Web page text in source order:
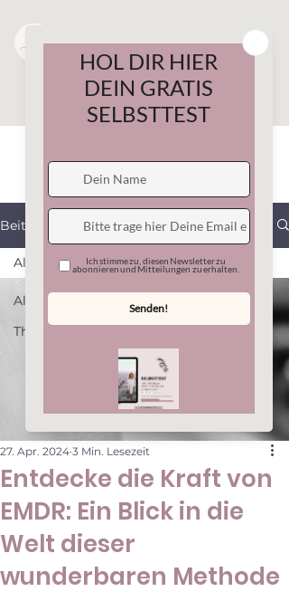
Beitrag
All Posts
Therapiemethoden
All Posts
Entdecke die Kraft von
EMDR: Ein Blick in die
Welt dieser
wunderbaren Methode
27. Apr. 2024 3 Min. Lesezeit